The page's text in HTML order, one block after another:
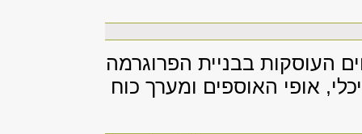
העוסקות בבניית הפרוגרמה
אופי האוספים ומערך כוח